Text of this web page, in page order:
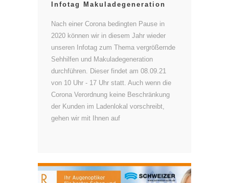
Infotag Makuladegeneration
Nach einer Corona bedingten Pause in
2020 können wir in diesem Jahr wieder
unseren Infotag zum Thema vergrößernde
Sehhilfen und Makuladegeneration
durchführen. Dieser findet am 08.09.21
von 10 Uhr - 17 Uhr statt. Auch wenn die
Corona Verordnung keine Beschränkung
der Kunden im Ladenlokal vorschreibt,
gehen wir mit Ihnen auf